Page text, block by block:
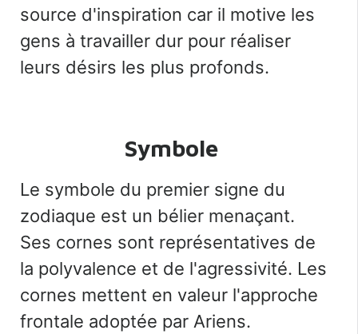
source d'inspiration car il motive les
gens à travailler dur pour réaliser
leurs désirs les plus profonds.
Symbole
Le symbole du premier signe du
zodiaque est un bélier menaçant.
Ses cornes sont représentatives de
la polyvalence et de l'agressivité. Les
cornes mettent en valeur l'approche
frontale adoptée par Ariens.